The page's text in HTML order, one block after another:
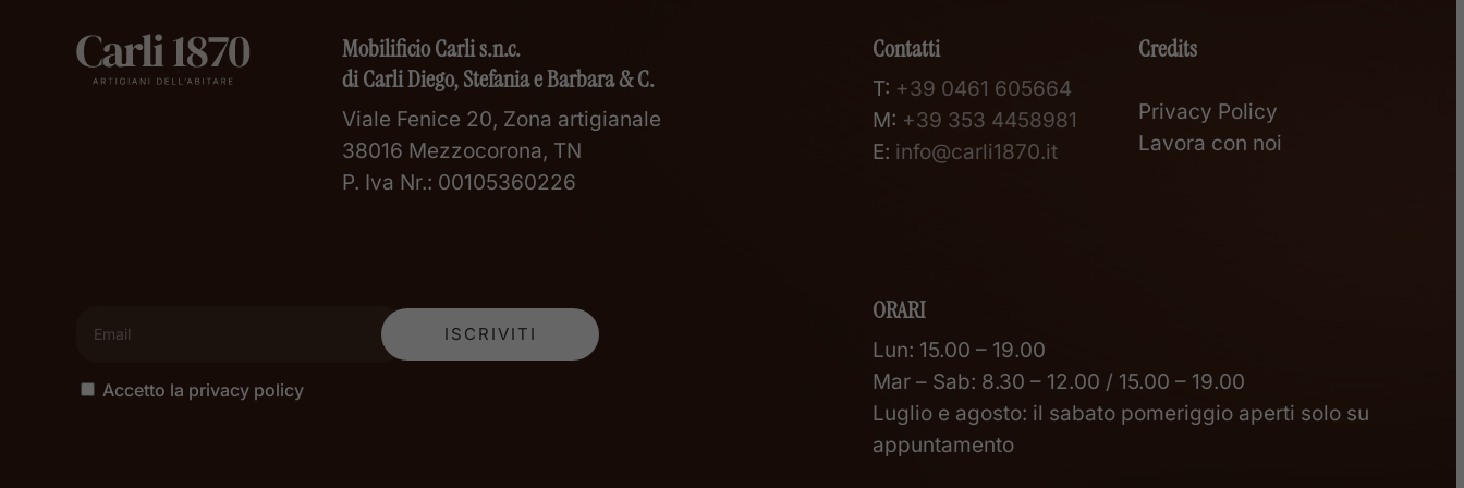
Mobilificio Carli s.n.c.
di Carli Diego, Stefania e Barbara & C.
Viale Fenice 20, Zona artigianale
38016 Mezzocorona, TN
P. Iva Nr.: 00105360226
Contatti
T: +39 0461 605664
M: +39 353 4458981
E: info@carli1870.it
Credits
Privacy Policy
Lavora con noi
Accetto la privacy policy
ORARI
Lun: 15.00 – 19.00
Mar – Sab: 8.30 – 12.00 / 15.00 – 19.00
Luglio e agosto: il sabato pomeriggio aperti solo su
appuntamento